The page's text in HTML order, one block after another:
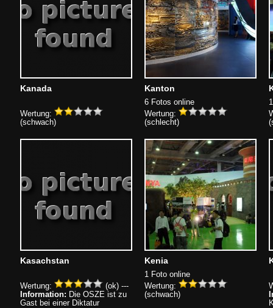
Kanada
Wertung:
(schwach)
Kanton
6 Fotos online
Wertung:
(schlecht)
Kasachstan
Wertung:
(ok) ---
Information: Die OSZE ist zu
Gast bei einer Diktatur
Kenia
1 Foto online
Wertung:
(schwach)